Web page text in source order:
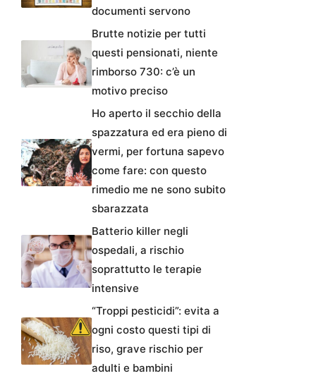
documenti servono
Brutte notizie per tutti
questi pensionati, niente
rimborso 730: c’è un
motivo preciso
Ho aperto il secchio della
spazzatura ed era pieno di
vermi, per fortuna sapevo
come fare: con questo
rimedio me ne sono subito
sbarazzata
Batterio killer negli
ospedali, a rischio
soprattutto le terapie
intensive
“Troppi pesticidi”: evita a
ogni costo questi tipi di
riso, grave rischio per
adulti e bambini